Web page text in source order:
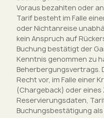
Voraus bezahlten oder
Tarif besteht im Falle
oder Nichtanreise
kein Anspruch auf
Buchung bestätigt der
Kenntnis genommen zu
Beherbergungsvertrags.
Recht vor, im Falle einer
(Chargeback) oder
Reservierungsdaten,
Buchungsbestätigung